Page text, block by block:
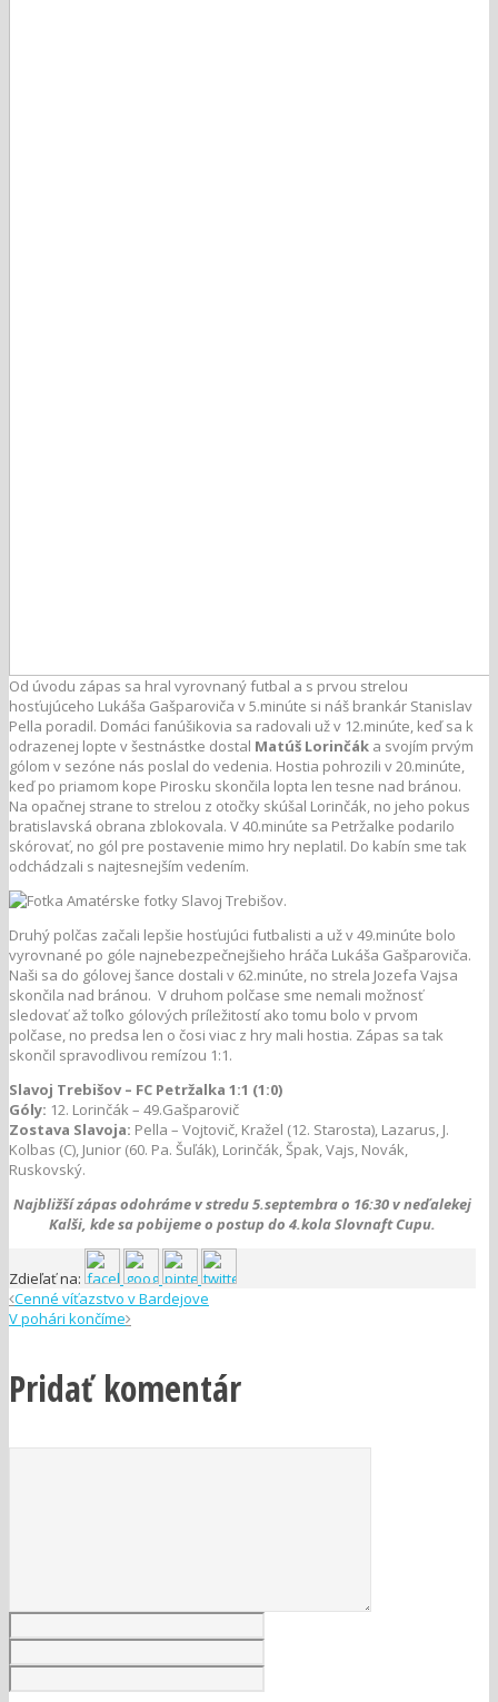
Od úvodu zápas sa hral vyrovnaný futbal a s prvou strelou
hosťujúceho Lukáša Gašparoviča v 5.minúte si náš brankár Stanislav
Pella poradil. Domáci fanúšikovia sa radovali už v 12.minúte, keď sa k
odrazenej lopte v šestnástke dostal Matúš Lorinčák a svojím prvým
gólom v sezóne nás poslal do vedenia. Hostia pohrozili v 20.minúte,
keď po priamom kope Pirosku skončila lopta len tesne nad bránou.
Na opačnej strane to strelou z otočky skúšal Lorinčák, no jeho pokus
bratislavská obrana zblokovala. V 40.minúte sa Petržalke podarilo
skórovať, no gól pre postavenie mimo hry neplatil. Do kabín sme tak
odchádzali s najtesnejším vedením.
Druhý polčas začali lepšie hosťujúci futbalisti a už v 49.minúte bolo
vyrovnané po góle najnebezpečnejšieho hráča Lukáša Gašparoviča.
Naši sa do gólovej šance dostali v 62.minúte, no strela Jozefa Vajsa
skončila nad bránou. V druhom polčase sme nemali možnosť
sledovať až toľko gólových príležitostí ako tomu bolo v prvom
polčase, no predsa len o čosi viac z hry mali hostia. Zápas sa tak
skončil spravodlivou remízou 1:1.
Slavoj Trebišov – FC Petržalka 1:1 (1:0)
Góly: 12. Lorinčák – 49.Gašparovič
Zostava Slavoja: Pella – Vojtovič, Kražel (12. Starosta), Lazarus, J.
Kolbas (C), Junior (60. Pa. Šuľák), Lorinčák, Špak, Vajs, Novák,
Ruskovský.
Najbližší zápas odohráme v stredu 5.septembra o 16:30 v neďalekej
Kalši, kde sa pobijeme o postup do 4.kola Slovnaft Cupu.
Zdieľať na:
Cenné víťazstvo v Bardejove
V pohári končíme
Pridať komentár